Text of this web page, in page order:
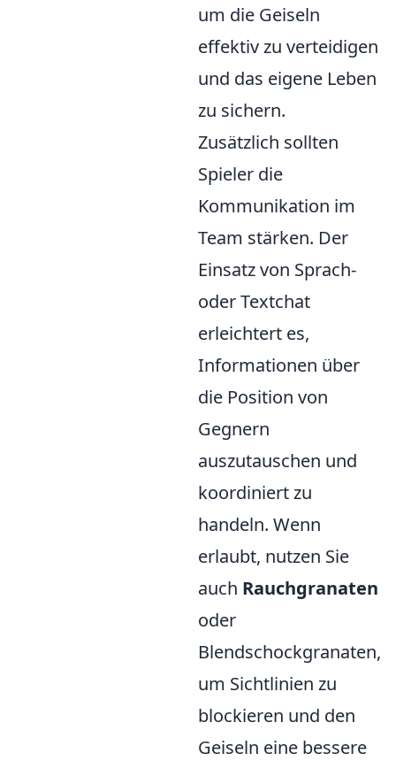
um die Geiseln
effektiv zu verteidigen
und das eigene Leben
zu sichern.
Zusätzlich sollten
Spieler die
Kommunikation im
Team stärken. Der
Einsatz von Sprach-
oder Textchat
erleichtert es,
Informationen über
die Position von
Gegnern
auszutauschen und
koordiniert zu
handeln. Wenn
erlaubt, nutzen Sie
auch Rauchgranaten
oder
Blendschockgranaten,
um Sichtlinien zu
blockieren und den
Geiseln eine bessere